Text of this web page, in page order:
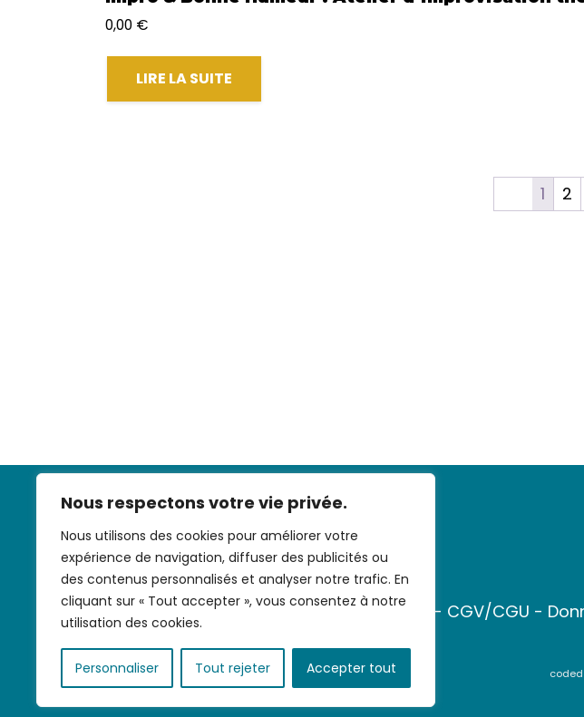
Nous respectons votre vie privée.
Nous utilisons des cookies pour améliorer votre
expérience de navigation, diffuser des publicités ou
des contenus personnalisés et analyser notre trafic. En
cliquant sur « Tout accepter », vous consentez à notre
utilisation des cookies.
Personnaliser Tout rejeter Accepter tout
0,00 €
LIRE LA SUITE
1 2
Nous contacter - CGV/CGU -